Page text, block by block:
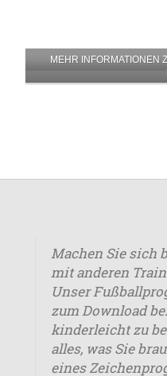
MEHR INFORMATIONEN
Machen Sie sich
mit anderen
Unser
zum Download
kinderleicht zu
alles, was Sie
eines